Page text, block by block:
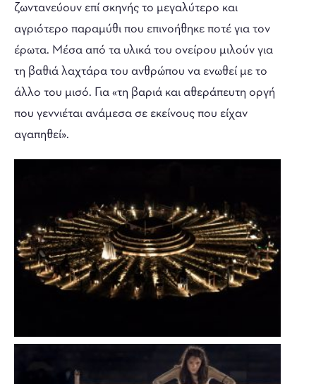
ζωντανεύουν επί σκηνής το μεγαλύτερο και
αγριότερο παραμύθι που επινοήθηκε ποτέ για τον
έρωτα. Μέσα από τα υλικά του ονείρου μιλούν για
τη βαθιά λαχτάρα του ανθρώπου να ενωθεί με το
άλλο του μισό. Για «τη βαριά και αθεράπευτη οργή
που γεννιέται ανάμεσα σε εκείνους που είχαν
αγαπηθεί».